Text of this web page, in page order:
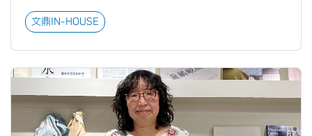
文鼎IN-HOUSE